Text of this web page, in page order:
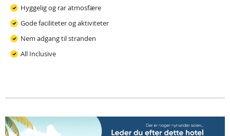
Hyggelig og rar atmosfære
Gode faciliteter og aktiviteter
Nem adgang til stranden
All Inclusive